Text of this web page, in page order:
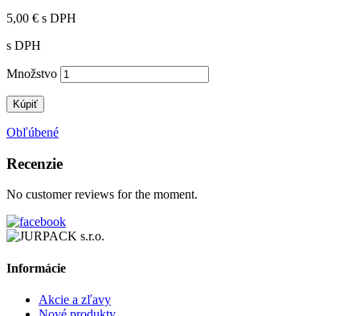
5,00 € s DPH
s DPH
Množstvo
Kúpiť
Obľúbené
Recenzie
No customer reviews for the moment.
Informácie
Akcie a zľavy